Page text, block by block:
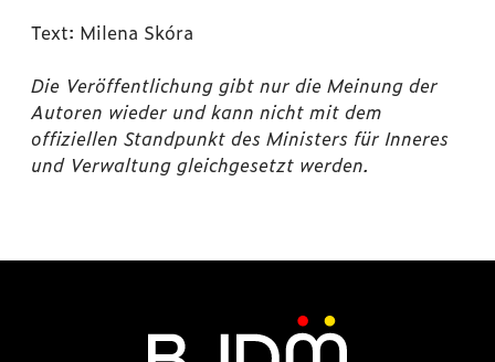
Text: Milena Skóra
Die Veröffentlichung gibt nur die Meinung der
Autoren wieder und kann nicht mit dem
offiziellen Standpunkt des Ministers für Inneres
und Verwaltung gleichgesetzt werden.